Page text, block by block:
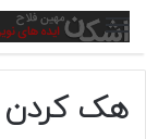
منو
هک کردن